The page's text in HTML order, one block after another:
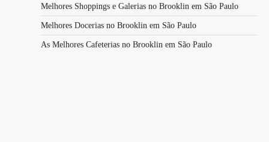
Melhores Shoppings e Galerias no Brooklin em São Paulo
Melhores Docerias no Brooklin em São Paulo
As Melhores Cafeterias no Brooklin em São Paulo